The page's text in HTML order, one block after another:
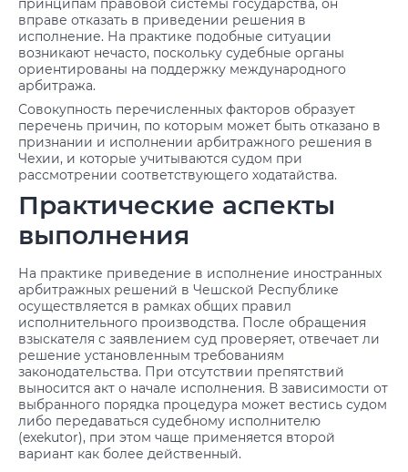
принципам правовой системы государства, он
вправе отказать в приведении решения в
исполнение. На практике подобные ситуации
возникают нечасто, поскольку судебные органы
ориентированы на поддержку международного
арбитража.
Совокупность перечисленных факторов образует
перечень причин, по которым может быть отказано в
признании и исполнении арбитражного решения в
Чехии, и которые учитываются судом при
рассмотрении соответствующего ходатайства.
Практические аспекты
выполнения
На практике приведение в исполнение иностранных
арбитражных решений в Чешской Республике
осуществляется в рамках общих правил
исполнительного производства. После обращения
взыскателя с заявлением суд проверяет, отвечает ли
решение установленным требованиям
законодательства. При отсутствии препятствий
выносится акт о начале исполнения. В зависимости от
выбранного порядка процедура может вестись судом
либо передаваться судебному исполнителю
(exekutor), при этом чаще применяется второй
вариант как более действенный.